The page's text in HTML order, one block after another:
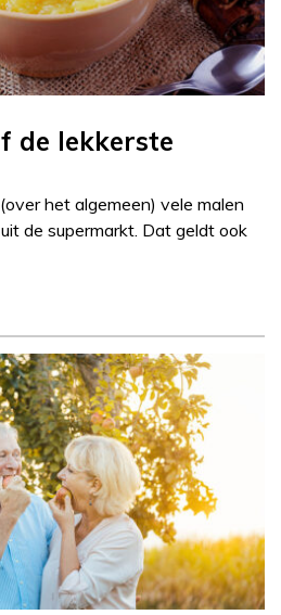
de lekkerste
het algemeen) vele malen
de supermarkt. Dat geldt ook